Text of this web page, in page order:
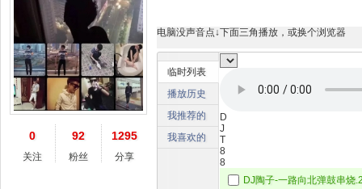
电脑没声音点↓下面三角播放，或换个浏览器
临时列表
播放历史
我推荐的
我喜欢的
D
J
T
8
8
DJ陶子-一路向北弹鼓串烧
0
关注
92
粉丝
1295
分享